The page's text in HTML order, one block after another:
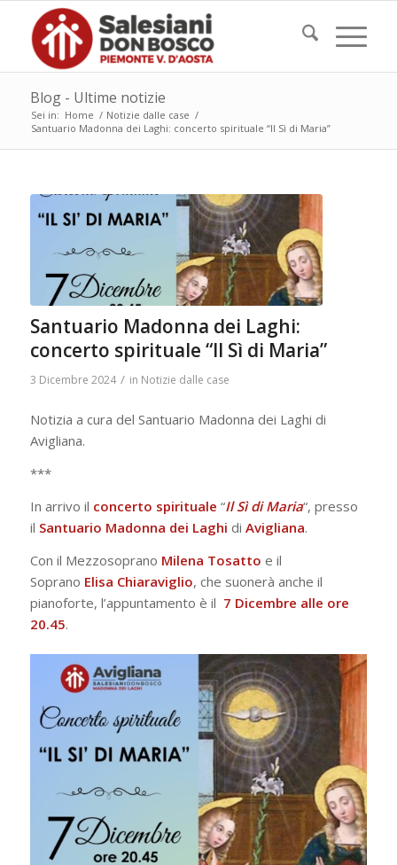
Blog - Ultime notizie
Sei in: Home / Notizie dalle case /
Santuario Madonna dei Laghi: concerto spirituale “Il Sì di Maria”
Santuario Madonna dei Laghi:
concerto spirituale “Il Sì di Maria”
3 Dicembre 2024 / in Notizie dalle case
Notizia a cura del Santuario Madonna dei Laghi di
Avigliana.
***
In arrivo il concerto spirituale “Il Sì di Maria“, presso
il Santuario Madonna dei Laghi di Avigliana.
Con il Mezzosoprano Milena Tosatto e il
Soprano Elisa Chiaraviglio, che suonerà anche il
pianoforte, l’appuntamento è il 7 Dicembre alle ore
20.45.